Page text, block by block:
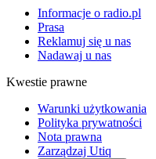
Informacje o radio.pl
Prasa
Reklamuj się u nas
Nadawaj u nas
Kwestie prawne
Warunki użytkowania
Polityka prywatności
Nota prawna
Zarządzaj Utiq